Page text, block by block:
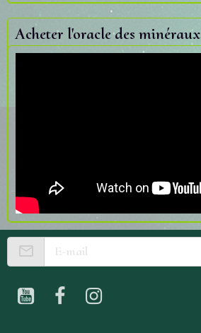
Acheter l'oracle des minéraux